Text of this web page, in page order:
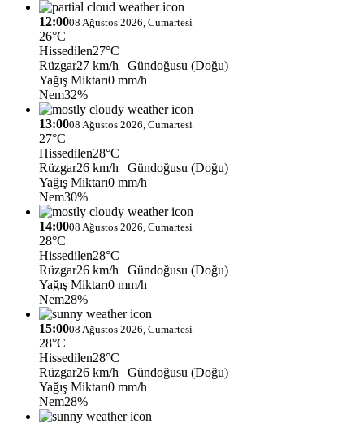
12:0008 Ağustos 2026, Cumartesi
26°C
Hissedilen27°C
Rüzgar27 km/h | Gündoğusu (Doğu)
Yağış Miktarı0 mm/h
Nem32%
13:0008 Ağustos 2026, Cumartesi
27°C
Hissedilen28°C
Rüzgar26 km/h | Gündoğusu (Doğu)
Yağış Miktarı0 mm/h
Nem30%
14:0008 Ağustos 2026, Cumartesi
28°C
Hissedilen28°C
Rüzgar26 km/h | Gündoğusu (Doğu)
Yağış Miktarı0 mm/h
Nem28%
15:0008 Ağustos 2026, Cumartesi
28°C
Hissedilen28°C
Rüzgar26 km/h | Gündoğusu (Doğu)
Yağış Miktarı0 mm/h
Nem28%